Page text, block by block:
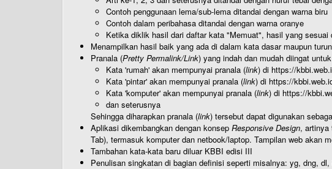
Contoh penggunaan lema/sub-lema ditandai dengan warna biru
Contoh dalam peribahasa ditandai dengan warna oranye
Ketika diklik hasil dari daftar kata "Memuat", hasil yang
Menampilkan hasil baik yang ada di dalam kata dasar maupun
Pranala (Pretty Permalink/Link) yang indah dan mudah diingat
Kata 'rumah' akan mempunyai pranala (link) di https://
Kata 'pintar' akan mempunyai pranala (link) di https://
Kata 'komputer' akan mempunyai pranala (link) di https://
dan seterusnya
Sehingga diharapkan pranala (link) tersebut dapat digunakan
Aplikasi dikembangkan dengan konsep Responsive Design, artinya
Tab), termasuk komputer dan netbook/laptop. Tampilan web akan
Tambahan kata-kata baru diluar KBBI edisi III
Penulisan singkatan di bagian definisi seperti misalnya: yg, dng,